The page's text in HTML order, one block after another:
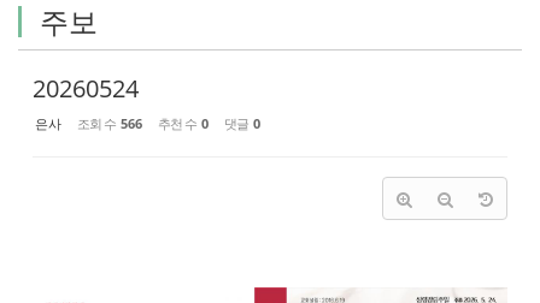
주보
20260524
은사 조회 수 566 추천 수 0 댓글 0